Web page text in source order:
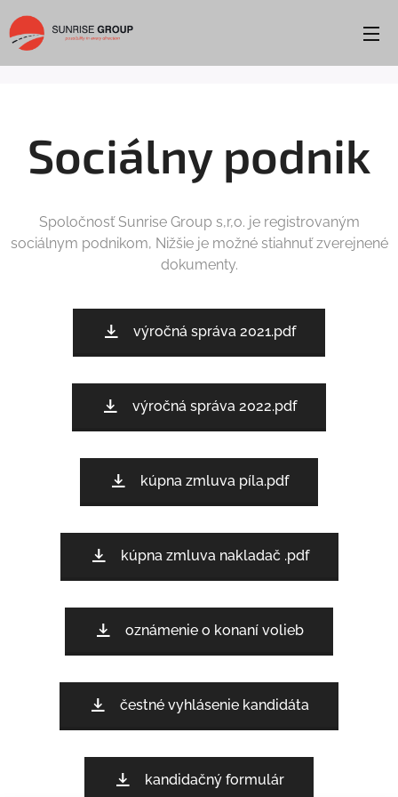
Sociálny podnik
Spoločnosť Sunrise Group s,r,o. je registrovaným
sociálnym podnikom, Nižšie je možné stiahnuť zverejnené
dokumenty.
výročná správa 2021.pdf
výročná správa 2022.pdf
kúpna zmluva píla.pdf
kúpna zmluva nakladač .pdf
oznámenie o konaní volieb
čestné vyhlásenie kandidáta
kandidačný formulár